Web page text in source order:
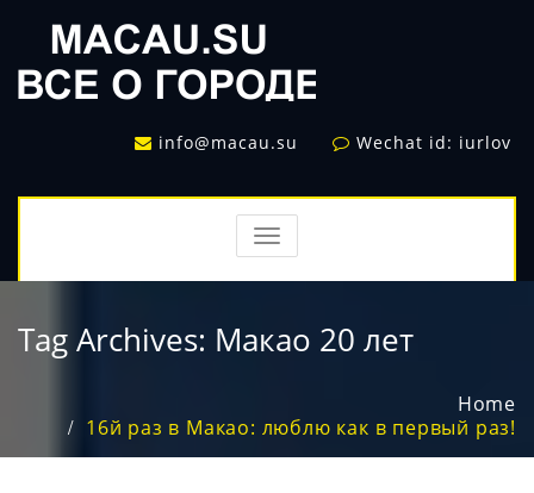
info@macau.su Wechat id: iurlov
TOGGLE
NAVIGATION
Tag Archives: Макао 20 лет
Home
16й раз в Макао: люблю как в первый раз!